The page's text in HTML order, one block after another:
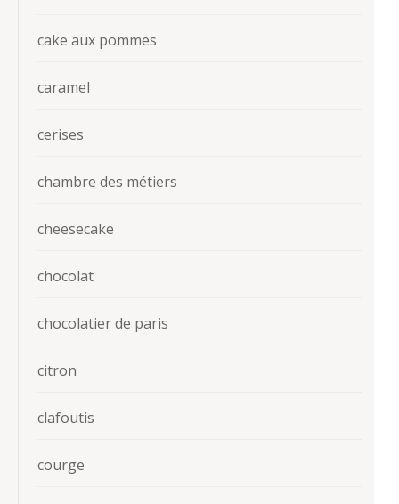
cake aux pommes
caramel
cerises
chambre des métiers
cheesecake
chocolat
chocolatier de paris
citron
clafoutis
courge